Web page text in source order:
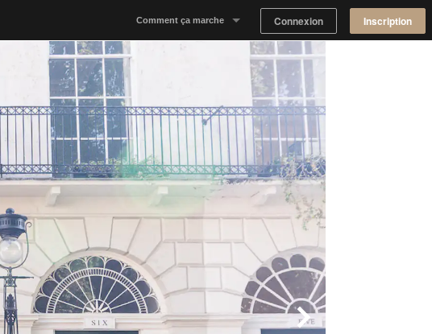
Comment ça marche
Trouver un espace
Tableau de Bord Propriétaire
Connexion Inscription